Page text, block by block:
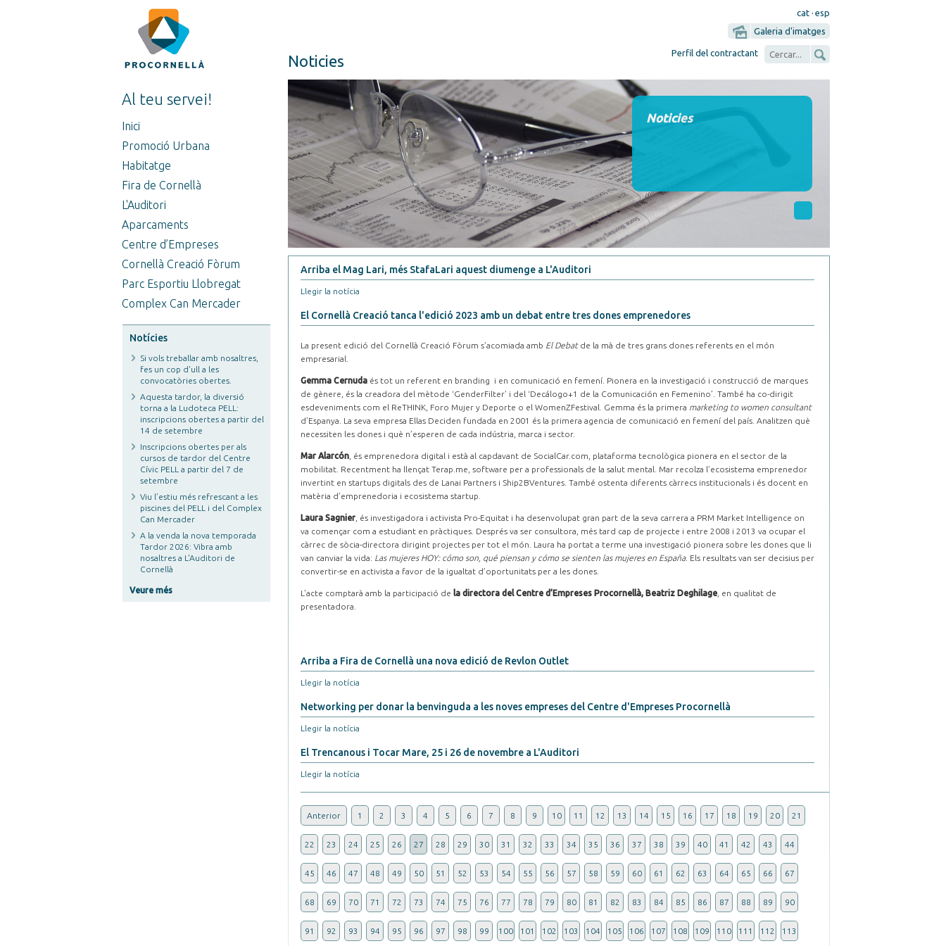
cat · esp
Galeria d'imatges
Perfil del contractant
Al teu servei!
Inici
Promoció Urbana
Habitatge
Fira de Cornellà
L'Auditori
Aparcaments
Centre d’Empreses
Cornellà Creació Fòrum
Parc Esportiu Llobregat
Complex Can Mercader
Notícies
Si vols treballar amb nosaltres,
fes un cop d'ull a les
convocatòries obertes.
Aquesta tardor, la diversió
torna a la Ludoteca PELL:
inscripcions obertes a partir del
14 de setembre
Inscripcions obertes per als
cursos de tardor del Centre
Cívic PELL a partir del 7 de
setembre
Viu l’estiu més refrescant a les
piscines del PELL i del Complex
Can Mercader
A la venda la nova temporada
Tardor 2026: Vibra amb
nosaltres a L'Auditori de
Cornellà
Veure més
Noticies
Noticies
Arriba el Mag Lari, més StafaLari aquest diumenge a L'Auditori
Llegir la notícia
El Cornellà Creació tanca l'edició 2023 amb un debat entre tres dones emprenedores
La present edició del Cornellà Creació Fòrum s’acomiada amb El Debatde la mà de tres grans dones referents en el món
empresarial.
Gemma Cernuda és tot un referent en branding i en comunicació en femení. Pionera en la investigació i construcció de marques
de gènere, és la creadora del mètode ‘GenderFilter’ i del ‘Decálogo+1 de la Comunicación en Femenino’. També ha co-dirigit
esdeveniments com el ReTHINK, Foro Mujer y Deporte o el WomenZFestival. Gemma és la primera marketing to women consultant
d’Espanya. La seva empresa Ellas Deciden fundada en 2001 és la primera agencia de comunicació en femení del país. Analitzen què
necessiten les dones i què n’esperen de cada indústria, marca i sector.
Mar Alarcón , és emprenedora digital i està al capdavant de SocialCar.com, plataforma tecnològica pionera en el sector de la
mobilitat. Recentment ha llençat Terap.me, software per a professionals de la salut mental. Mar recolza l’ecosistema emprenedor
invertint en startups digitals des de Lanai Partners i Ship2BVentures. També ostenta diferents càrrecs institucionals i és docent en
matèria d’emprenedoria i ecosistema startup.
Laura Sagnier , és investigadora i activista Pro-Equitat i ha desenvolupat gran part de la seva carrera a PRM Market Intelligence on
va començar com a estudiant en pràctiques. Després va ser consultora, més tard cap de projecte i entre 2008 i 2013 va ocupar el
càrrec de sòcia-directora dirigint projectes per tot el món. Laura ha portat a terme una investigació pionera sobre les dones que li
van canviar la vida: Las mujeres HOY: cómo son, qué piensan y cómo se sienten las mujeres en España. Els resultats van ser decisius per
convertir-se en activista a favor de la igualtat d’oportunitats per a les dones.
L’acte comptarà amb la participació de la directora del Centre d’Empreses Procornellà, Beatriz Deghilage , en qualitat de
presentadora.
Arriba a Fira de Cornellà una nova edició de Revlon Outlet
Llegir la notícia
Networking per donar la benvinguda a les noves empreses del Centre d'Empreses Procornellà
Llegir la notícia
El Trencanous i Tocar Mare, 25 i 26 de novembre a L'Auditori
Llegir la notícia
Anterior 1 2 3 4 5 6 7 8 9 10 11 12 13 14 15 16 17 18 19 20 21
22 23 24 25 26 27 28 29 30 31 32 33 34 35 36 37 38 39 40 41 42 43 44
45 46 47 48 49 50 51 52 53 54 55 56 57 58 59 60 61 62 63 64 65 66 67
68 69 70 71 72 73 74 75 76 77 78 79 80 81 82 83 84 85 86 87 88 89 90
91 92 93 94 95 96 97 98 99 100 101 102 103 104 105 106 107 108 109 110 111 112 113